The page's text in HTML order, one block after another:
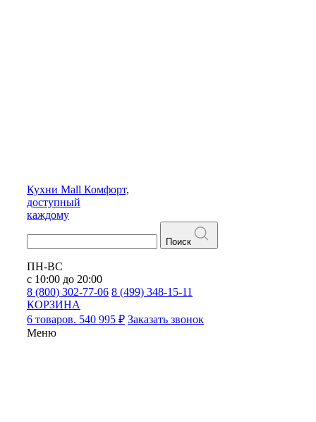
Кухни Mall Комфорт,
доступный
каждому
Поиск
ПН-ВС
с 10:00 до 20:00
8 (800) 302-77-06 8 (499) 348-15-11
КОРЗИНА
6 товаров. 540 995 ₽ Заказать звонок
Меню